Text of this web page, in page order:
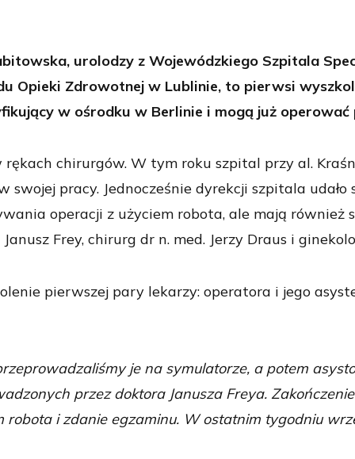
urolodzy z Wojewódzkiego Szpitala
Opieki Zdrowotnej w Lublinie, to pierwsi
w ośrodku w Berlinie i mogą już
chirurgów. W tym roku szpital przy al.
pracy. Jednocześnie dyrekcji szpitala
operacji z użyciem robota, ale mają również
Frey, chirurg dr n. med. Jerzy Draus i
pierwszej pary lekarzy: operatora i jego
je na symulatorze, a potem
przez doktora Janusza Freya.
i zdanie egzaminu. W ostatnim tygodniu